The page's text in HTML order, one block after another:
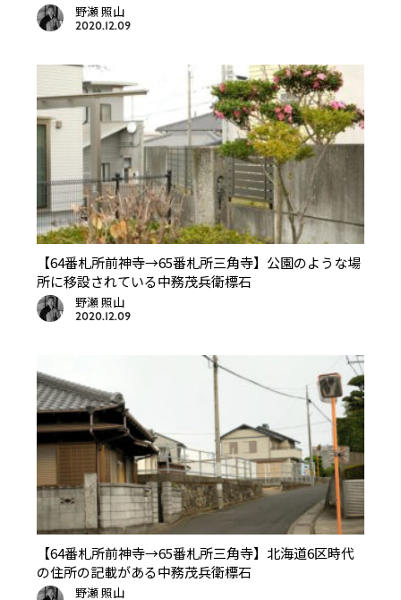
野瀬 照山
2020.12.09
【64番札所前神寺→65番札所三角寺】公園のような場
所に移設されている中務茂兵衛標石
野瀬 照山
2020.12.09
【64番札所前神寺→65番札所三角寺】北海道6区時代
の住所の記載がある中務茂兵衛標石
野瀬 照山